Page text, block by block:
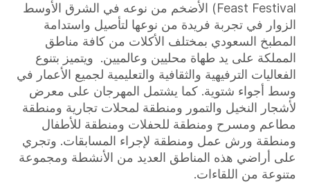
Feast Festival) الأضخم من نوعه في الشرق الأوسط
الزوار في تجربة فريدة من نوعها لتأصيل واستدامة
المطبخ السعودي بمختلف الأكلات من كافة مناطق
المملكة على يد طهاة محليين وعالميين. ويتميز بتنوع
الفعاليات الترفيهية والثقافية والتعليمية لجميع الأعمار في
وسط أجواء شتوية. كما يشتمل المهرجان على معرض
لأشجار النخيل والتمور ومنطقة لمحلات تجارية ومنطقة
مطاعم ومسرح ومنطقة للحفلات ومنطقة للأطفال
ومنطقة ورش عمل ومنطقة لإجراء المسابقات. وتجري
على أراضي هذه المناطق العديد من الأنشطة ومجموعة
متنوعة من اللقاءات.